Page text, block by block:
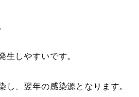
生しやすいです。
し、翌年の感染源となります。